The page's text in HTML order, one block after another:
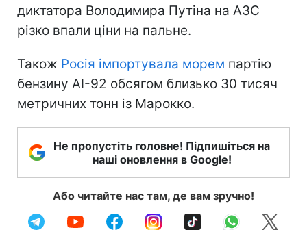
диктатора Володимира Путіна на АЗС
різко впали ціни на пальне.
Також Росія імпортувала морем партію
бензину АІ-92 обсягом близько 30 тисяч
метричних тонн із Марокко.
Не пропустіть головне! Підпишіться на
наші оновлення в Google!
Або читайте нас там, де вам зручно!